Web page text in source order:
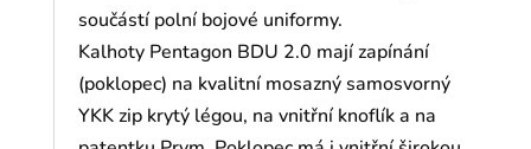
součástí polní bojové uniformy.
Kalhoty Pentagon BDU 2.0 mají zapínání
(poklopec) na kvalitní mosazný samosvorný
YKK zip krytý légou, na vnitřní knoflík a na